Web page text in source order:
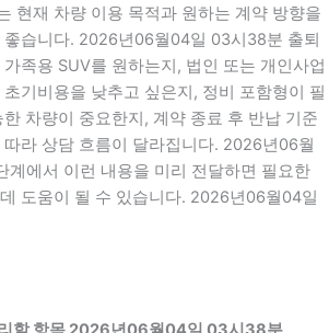
현재 차량 이용 목적과 원하는 계약 방향을
좋습니다. 2026년06월04일 03시38분 출퇴
족용 SUV를 원하는지, 법인 또는 개인사업
기비용을 낮추고 싶은지, 정비 포함형이 필
차량이 중요한지, 계약 종료 후 반납 기준
라 상담 흐름이 달라집니다. 2026년06월
계에서 이런 내용을 미리 전달하면 필요한
도움이 될 수 있습니다. 2026년06월04일